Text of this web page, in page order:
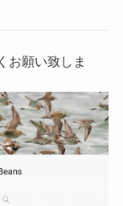
お願い致しま